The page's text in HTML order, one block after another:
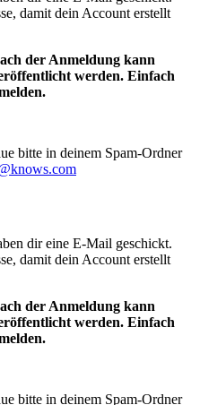
damit dein Account erstellt
der Anmeldung kann
werden. Einfach
bitte in deinem Spam-Ordner
dir eine E-Mail geschickt.
damit dein Account erstellt
der Anmeldung kann
werden. Einfach
bitte in deinem Spam-Ordner